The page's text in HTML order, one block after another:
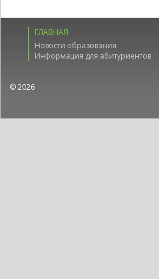
ГЛАВНАЯ
Новости образования
Информация для абитуриентов
© 2026